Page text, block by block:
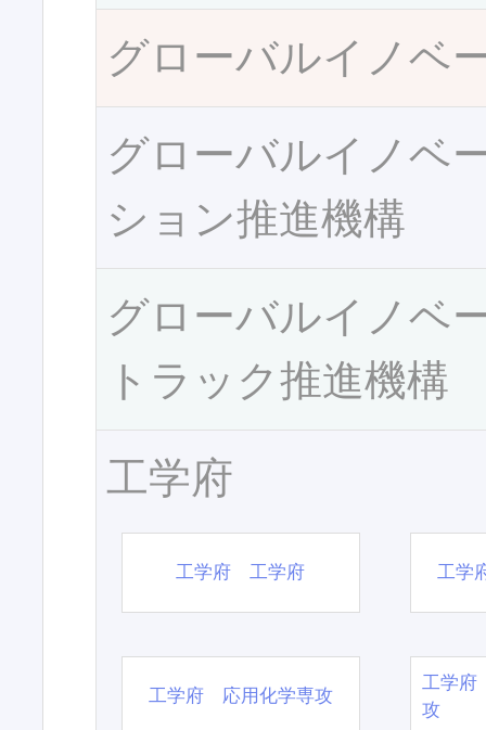
グローバルイノベ
グローバルイノベ
ション推進機構
グローバルイノベ
トラック推進機構
工学府
工学府 工学府 工学
工学府 応用化学専攻
工学府
攻